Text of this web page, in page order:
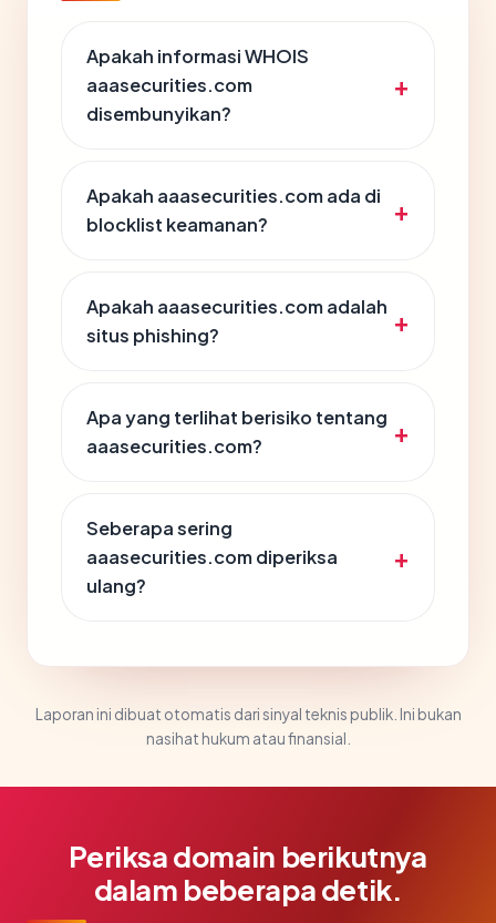
Apakah informasi WHOIS
aaasecurities.com
disembunyikan?
Apakah aaasecurities.com ada di
blocklist keamanan?
Apakah aaasecurities.com adalah
situs phishing?
Apa yang terlihat berisiko tentang
aaasecurities.com?
Seberapa sering
aaasecurities.com diperiksa
ulang?
Laporan ini dibuat otomatis dari sinyal teknis publik. Ini bukan
nasihat hukum atau finansial.
Periksa domain berikutnya
dalam beberapa detik.